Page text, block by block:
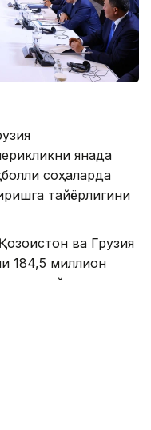
янада
соҳаларда
тайёрлигини
ва Грузия
184,5 миллион
ойларида эса